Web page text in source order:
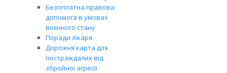
Безоплатна правова
допомога в умовах
воєнного стану
Поради лікаря
Дорожня карта для
постраждалих від
збройної агресії